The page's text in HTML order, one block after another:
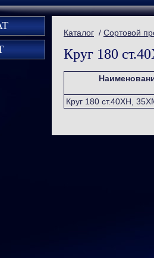
Каталог / Сортовой
Круг 180
Круг 180 ст.40ХН,